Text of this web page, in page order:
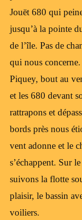
Jouët 680 qui
jusqu’à la pointe
de l’île. Pas de
qui nous
Piquey, bout au
et les 680 devant
rattrapons et
bords près nous
vent adonne et le
s’échappent. Sur
suivons la flotte
plaisir, le bassin
voiliers.